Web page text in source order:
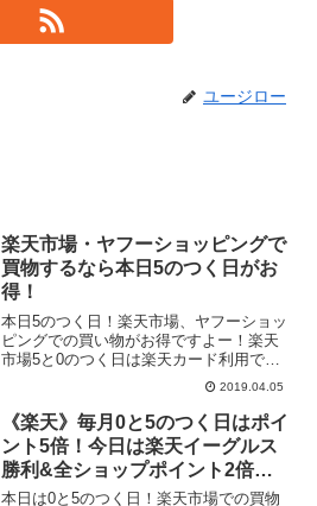
ユージロー
楽天市場・ヤフーショッピングで
買物するなら本日5のつく日がお
得！
本日5のつく日！楽天市場、ヤフーショッ
ピングでの買い物がお得ですよー！楽天
市場5と0のつく日は楽天カード利用でポ
イント5倍！楽天イーグルス勝利で更にポ
イント+1倍↓楽天カードの入会がまだの人
はコチラ↓ふるさと納税もお得！楽天ふる
さと納税↓ふ...
2019.04.05
《楽天》毎月0と5のつく日はポイ
ント5倍！今日は楽天イーグルス
勝利&全ショップポイント2倍で
さらにポイントアップ！
本日は0と5のつく日！楽天市場での買物